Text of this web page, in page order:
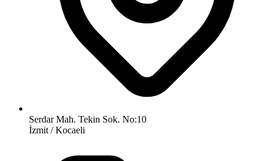
Serdar Mah. Tekin Sok. No:10
İzmit / Kocaeli